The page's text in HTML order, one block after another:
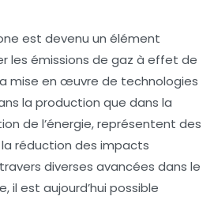
est devenu un élément
les émissions de gaz à effet de
mise en œuvre de technologies
la production que dans la
de l’énergie, représentent des
réduction des impacts
diverses avancées dans le
il est aujourd’hui possible